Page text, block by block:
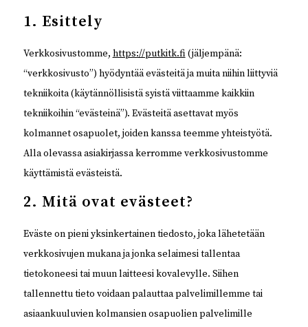
1. Esittely
Verkkosivustomme, https://putkitk.fi(jäljempänä:
“verkkosivusto”) hyödyntää evästeitä ja muita niihin liittyviä
tekniikoita (käytännöllisistä syistä viittaamme kaikkiin
tekniikoihin “evästeinä”). Evästeitä asettavat myös
kolmannet osapuolet, joiden kanssa teemme yhteistyötä.
Alla olevassa asiakirjassa kerromme verkkosivustomme
käyttämistä evästeistä.
2. Mitä ovat evästeet?
Eväste on pieni yksinkertainen tiedosto, joka lähetetään
verkkosivujen mukana ja jonka selaimesi tallentaa
tietokoneesi tai muun laitteesi kovalevylle. Siihen
tallennettu tieto voidaan palauttaa palvelimillemme tai
asiaankuuluvien kolmansien osapuolien palvelimille